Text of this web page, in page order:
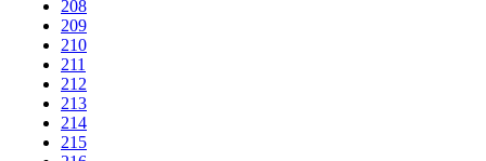
208
209
210
211
212
213
214
215